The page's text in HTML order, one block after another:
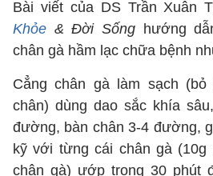
Bài viết của DS Trần Xuân
Khỏe & Đời Sống hướng
chân gà hầm lạc chữa bệnh
Cẳng chân gà làm sạch
chân) dùng dao sắc khía
đường, bàn chân 3-4 đường,
kỹ với từng cái chân gà
chân gà) ướp trong 30 phút